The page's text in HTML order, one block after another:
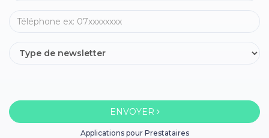
ENVOYER
Applications pour Prestataires